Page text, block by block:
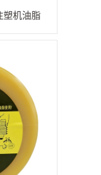
塑机油脂